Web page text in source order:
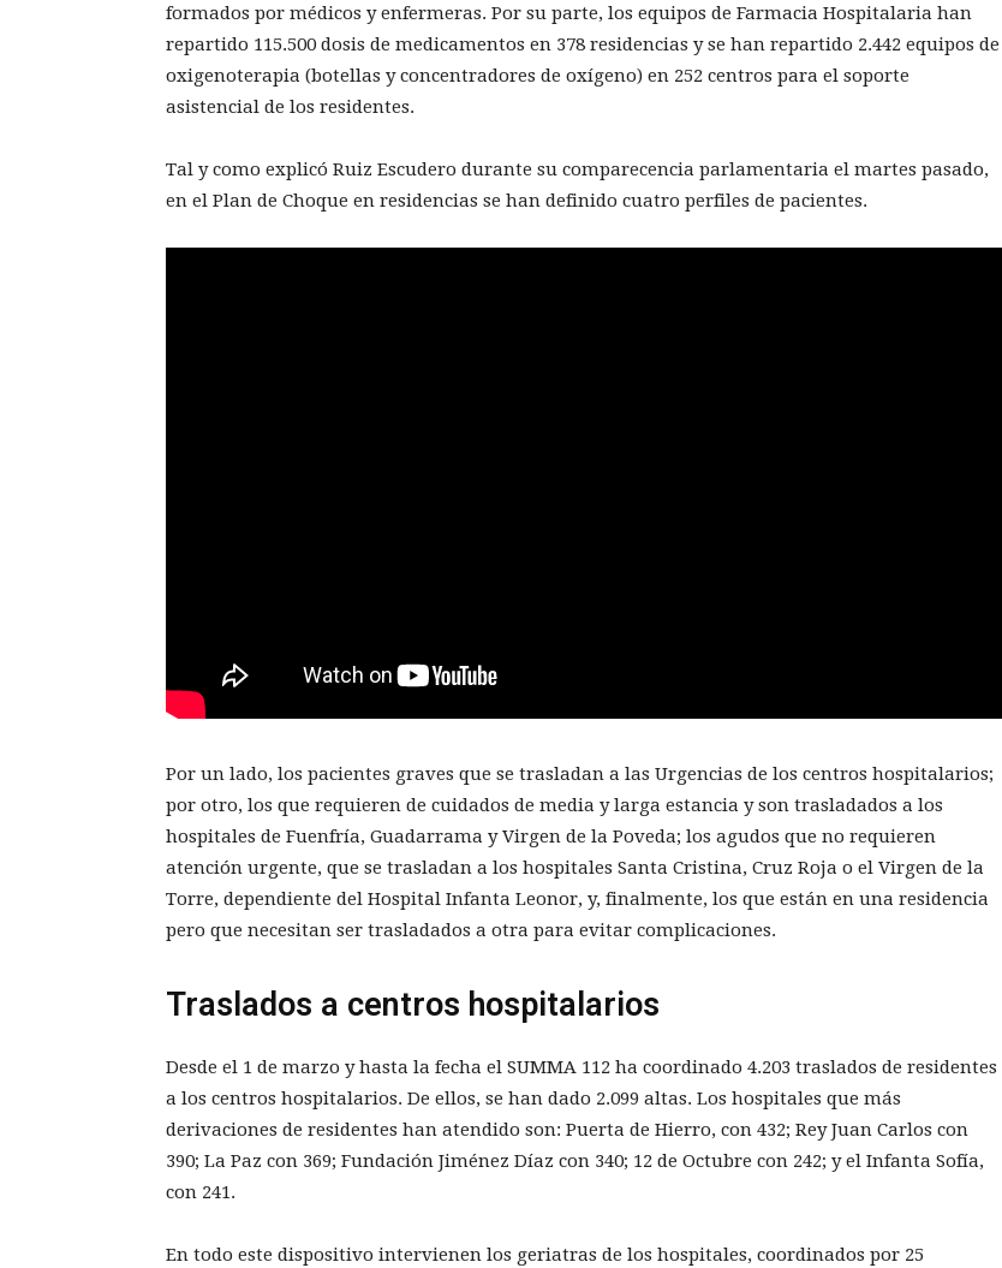
formados por médicos y enfermeras. Por su parte, los equipos de Farmacia Hospitalaria han
repartido 115.500 dosis de medicamentos en 378 residencias y se han repartido 2.442 equipos de
oxigenoterapia (botellas y concentradores de oxígeno) en 252 centros para el soporte
asistencial de los residentes.
Tal y como explicó Ruiz Escudero durante su comparecencia parlamentaria el martes pasado,
en el Plan de Choque en residencias se han definido cuatro perfiles de pacientes.
Por un lado, los pacientes graves que se trasladan a las Urgencias de los centros hospitalarios;
por otro, los que requieren de cuidados de media y larga estancia y son trasladados a los
hospitales de Fuenfría, Guadarrama y Virgen de la Poveda; los agudos que no requieren
atención urgente, que se trasladan a los hospitales Santa Cristina, Cruz Roja o el Virgen de la
Torre, dependiente del Hospital Infanta Leonor, y, finalmente, los que están en una residencia
pero que necesitan ser trasladados a otra para evitar complicaciones.
Traslados a centros hospitalarios
Desde el 1 de marzo y hasta la fecha el SUMMA 112 ha coordinado 4.203 traslados de residentes
a los centros hospitalarios. De ellos, se han dado 2.099 altas. Los hospitales que más
derivaciones de residentes han atendido son: Puerta de Hierro, con 432; Rey Juan Carlos con
390; La Paz con 369; Fundación Jiménez Díaz con 340; 12 de Octubre con 242; y el Infanta Sofía,
con 241.
En todo este dispositivo intervienen los geriatras de los hospitales, coordinados por 25